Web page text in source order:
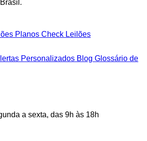
Planos Check Leilões
Personalizados Blog Glossário de
a sexta, das 9h às 18h